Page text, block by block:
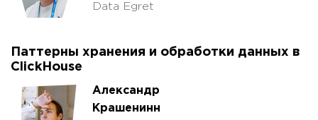
Data Egret
Паттерны хранения и обработки данных в
ClickHouse
Александр
Крашенинн